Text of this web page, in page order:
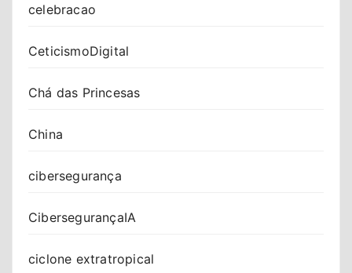
celebracao
CeticismoDigital
Chá das Princesas
China
cibersegurança
CibersegurançaIA
ciclone extratropical